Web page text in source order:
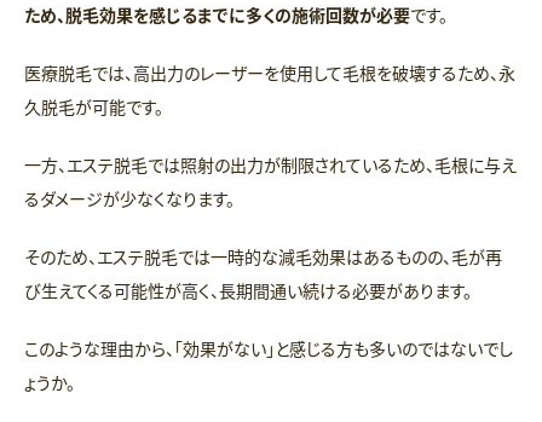
ため、脱毛効果を感じるまでに多くの施術回数が必要です。
医療脱毛では、高出力のレーザーを使用して毛根を破壊するため、永
久脱毛が可能です。
一方、エステ脱毛では照射の出力が制限されているため、毛根に与え
るダメージが少なくなります。
そのため、エステ脱毛では一時的な減毛効果はあるものの、毛が再
び生えてくる可能性が高く、長期間通い続ける必要があります。
このような理由から、「効果がない」と感じる方も多いのではないでし
ょうか。